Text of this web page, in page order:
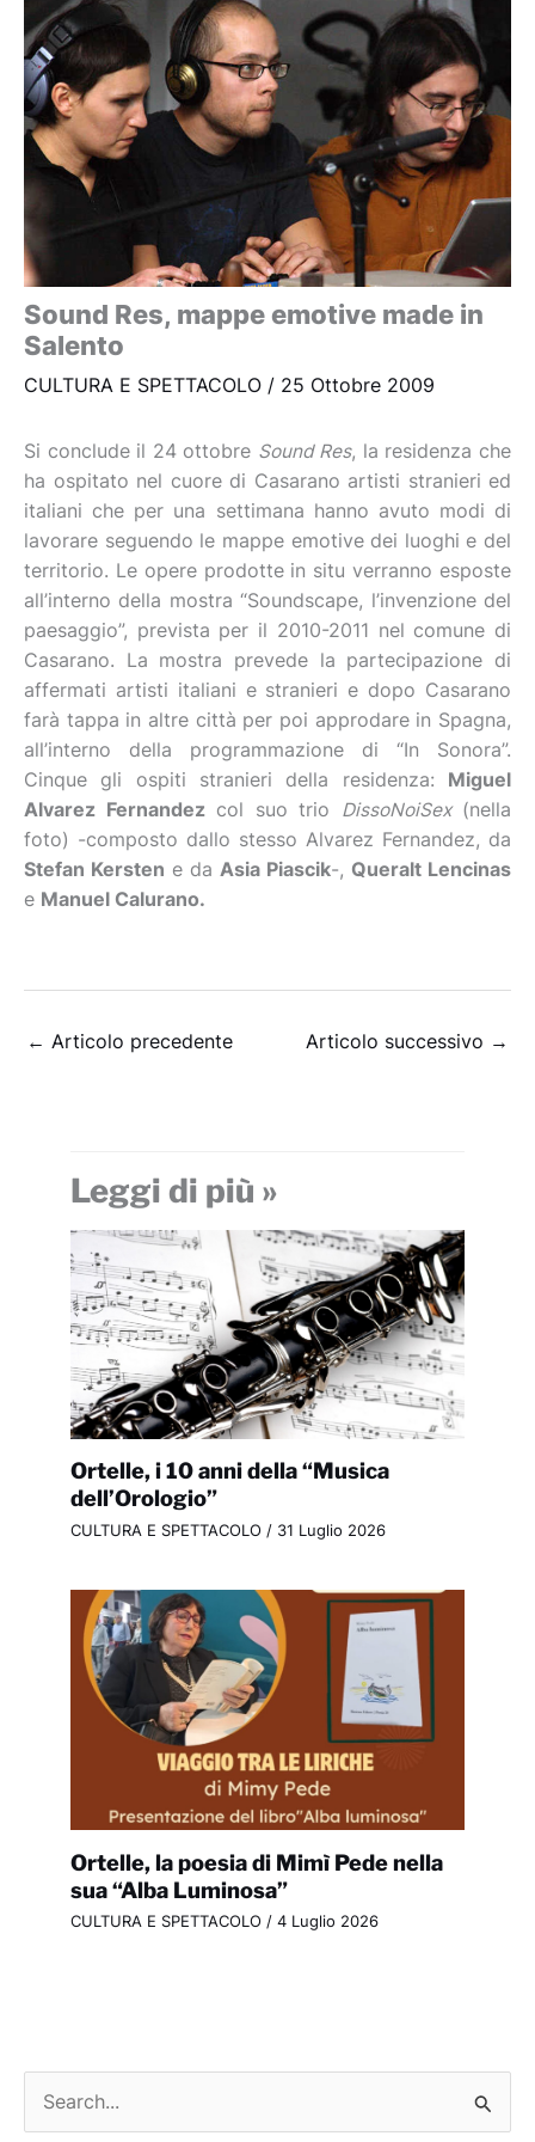
Sound Res, mappe emotive made in
Salento
CULTURA E SPETTACOLO / 25 Ottobre 2009
Si conclude il 24 ottobre Sound Res, la residenza che
ha ospitato nel cuore di Casarano artisti stranieri ed
italiani che per una settimana hanno avuto modi di
lavorare seguendo le mappe emotive dei luoghi e del
territorio. Le opere prodotte in situ verranno esposte
all’interno della mostra “Soundscape, l’invenzione del
paesaggio”, prevista per il 2010-2011 nel comune di
Casarano. La mostra prevede la partecipazione di
affermati artisti italiani e stranieri e dopo Casarano
farà tappa in altre città per poi approdare in Spagna,
all’interno della programmazione di “In Sonora”.
Cinque gli ospiti stranieri della residenza: Miguel
Alvarez Fernandez col suo trio DissoNoiSex (nella
foto) -composto dallo stesso Alvarez Fernandez, da
Stefan Kersten e da Asia Piascik-, Queralt Lencinas
e Manuel Calurano.
← Articolo precedente Articolo successivo →
Leggi di più »
Ortelle, i 10 anni della “Musica
dell’Orologio”
CULTURA E SPETTACOLO / 31 Luglio 2026
Ortelle, la poesia di Mimì Pede nella
sua “Alba Luminosa”
CULTURA E SPETTACOLO / 4 Luglio 2026